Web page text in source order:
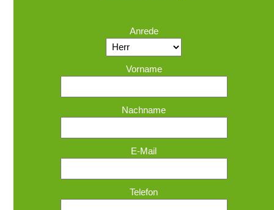
Anrede
Vorname
Nachname
E-Mail
Telefon